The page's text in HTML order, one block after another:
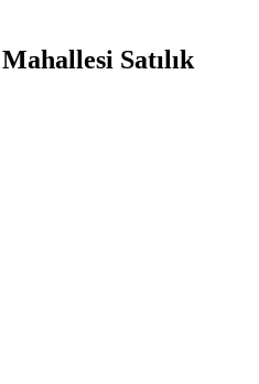
Satılık